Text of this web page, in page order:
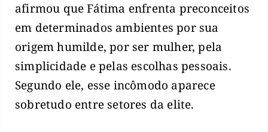
afirmou que Fátima enfrenta preconceitos
em determinados ambientes por sua
origem humilde, por ser mulher, pela
simplicidade e pelas escolhas pessoais.
Segundo ele, esse incômodo aparece
sobretudo entre setores da elite.